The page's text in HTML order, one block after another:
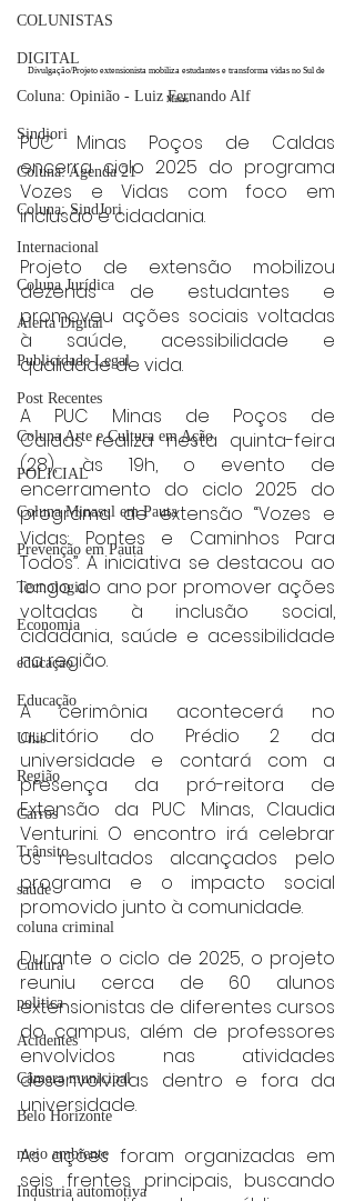
COLUNISTAS
DIGITAL
Coluna: Opinião - Luiz Fernando Alf
Sindjori
Coluna: Agenda 21
Coluna: SindJori
Internacional
Coluna Jurídica
Alerta Digital
Publicidade Legal
Post Recentes
Coluna Arte e Cultura em Ação
POLICIAL
Coluna Minasul em Pauta
Prevenção em Pauta
Tecnologia
Economia
educaçao
Educação
Unis
Região
Carros
Trânsito
saúde
coluna criminal
Cultura
politica
Acidentes
Câmara municipal
Belo Horizonte
meio ambiente
Industria automotiva
Divulgação/Projeto extensionista mobiliza estudantes e transforma vidas no Sul de
Minas
PUC Minas Poços de Caldas
encerra ciclo 2025 do programa
Vozes e Vidas com foco em
inclusão e cidadania.
Projeto de extensão mobilizou
dezenas de estudantes e
promoveu ações sociais voltadas
à saúde, acessibilidade e
qualidade de vida.
A PUC Minas de Poços de
Caldas realiza nesta quinta-feira
(28), às 19h, o evento de
encerramento do ciclo 2025 do
programa de extensão “Vozes e
Vidas: Pontes e Caminhos Para
Todos”. A iniciativa se destacou ao
longo do ano por promover ações
voltadas à inclusão social,
cidadania, saúde e acessibilidade
na região.
A cerimônia acontecerá no
auditório do Prédio 2 da
universidade e contará com a
presença da pró-reitora de
Extensão da PUC Minas, Claudia
Venturini. O encontro irá celebrar
os resultados alcançados pelo
programa e o impacto social
promovido junto à comunidade.
Durante o ciclo de 2025, o projeto
reuniu cerca de 60 alunos
extensionistas de diferentes cursos
do campus, além de professores
envolvidos nas atividades
desenvolvidas dentro e fora da
universidade.
As ações foram organizadas em
seis frentes principais, buscando